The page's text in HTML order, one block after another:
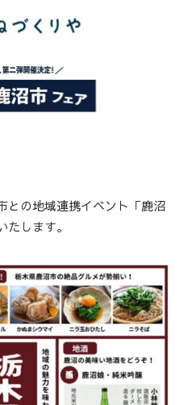
との地域連携イベント「鹿沼
します。